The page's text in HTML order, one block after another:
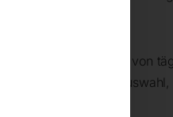
vollständig ab – von
mit sinnvoller